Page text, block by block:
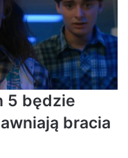
5 będzie
bracia